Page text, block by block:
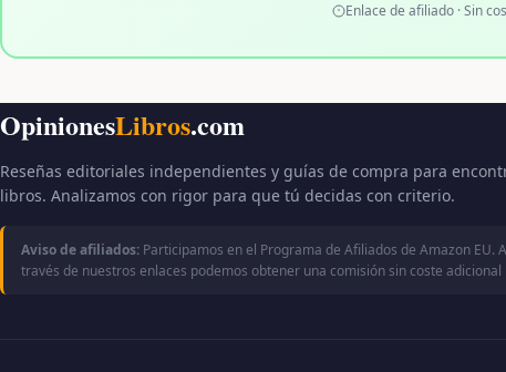
Enlace de afiliado · Sin
OpinionesLibros.com
Reseñas editoriales independientes y guías de compra para
libros. Analizamos con rigor para que tú decidas con criterio.
Aviso de afiliados: Participamos en el Programa de Afiliados de Amazon EU.
través de nuestros enlaces podemos obtener una comisión sin coste adicional